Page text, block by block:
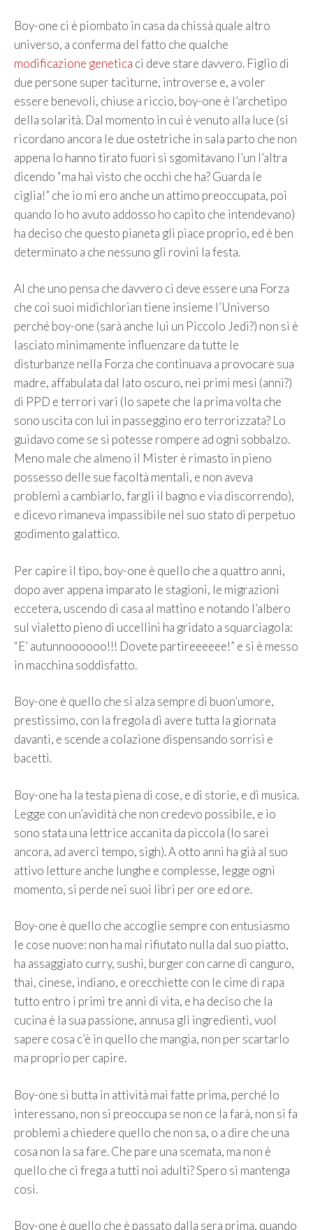
Boy-one ci è piombato in casa da chissà quale altro
universo, a conferma del fatto che qualche
modificazione genetica ci deve stare davvero. Figlio di
due persone super taciturne, introverse e, a voler
essere benevoli, chiuse a riccio, boy-one è l’archetipo
della solarità. Dal momento in cui è venuto alla luce (si
ricordano ancora le due ostetriche in sala parto che non
appena lo hanno tirato fuori si sgomitavano l’un l’altra
dicendo “ma hai visto che occhi che ha? Guarda le
ciglia!” che io mi ero anche un attimo preoccupata, poi
quando lo ho avuto addosso ho capito che intendevano)
ha deciso che questo pianeta gli piace proprio, ed è ben
determinato a che nessuno gli rovini la festa.
Al che uno pensa che davvero ci deve essere una Forza
che coi suoi midichlorian tiene insieme l’Universo
perché boy-one (sarà anche lui un Piccolo Jedi?) non si è
lasciato minimamente influenzare da tutte le
disturbanze nella Forza che continuava a provocare sua
madre, affabulata dal lato oscuro, nei primi mesi (anni?)
di PPD e terrori vari (lo sapete che la prima volta che
sono uscita con lui in passeggino ero terrorizzata? Lo
guidavo come se si potesse rompere ad ogni sobbalzo.
Meno male che almeno il Mister è rimasto in pieno
possesso delle sue facoltà mentali, e non aveva
problemi a cambiarlo, fargli il bagno e via discorrendo),
e dicevo rimaneva impassibile nel suo stato di perpetuo
godimento galattico.
Per capire il tipo, boy-one è quello che a quattro anni,
dopo aver appena imparato le stagioni, le migrazioni
eccetera, uscendo di casa al mattino e notando l’albero
sul vialetto pieno di uccellini ha gridato a squarciagola:
“E’ autunnoooooo!!! Dovete partireeeeee!” e si è messo
in macchina soddisfatto.
Boy-one è quello che si alza sempre di buon’umore,
prestissimo, con la fregola di avere tutta la giornata
davanti, e scende a colazione dispensando sorrisi e
bacetti.
Boy-one ha la testa piena di cose, e di storie, e di musica.
Legge con un’avidità che non credevo possibile, e io
sono stata una lettrice accanita da piccola (lo sarei
ancora, ad averci tempo, sigh). A otto anni ha già al suo
attivo letture anche lunghe e complesse, legge ogni
momento, si perde nei suoi libri per ore ed ore.
Boy-one è quello che accoglie sempre con entusiasmo
le cose nuove: non ha mai rifiutato nulla dal suo piatto,
ha assaggiato curry, sushi, burger con carne di canguro,
thai, cinese, indiano, e orecchiette con le cime di rapa
tutto entro i primi tre anni di vita, e ha deciso che la
cucina è la sua passione, annusa gli ingredienti, vuol
sapere cosa c’è in quello che mangia, non per scartarlo
ma proprio per capire.
Boy-one si butta in attività mai fatte prima, perché lo
interessano, non si preoccupa se non ce la farà, non si fa
problemi a chiedere quello che non sa, o a dire che una
cosa non la sa fare. Che pare una scemata, ma non è
quello che ci frega a tutti noi adulti? Spero si mantenga
così.
Boy-one è quello che è passato dalla sera prima, quando